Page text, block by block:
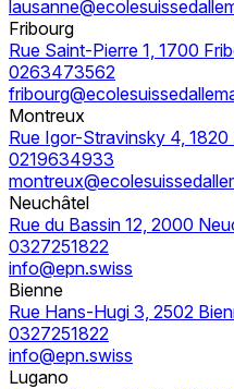
Fribourg
Rue Saint-Pierre 1, 1700
0263473562
Montreux
Rue Igor-Stravinsky 4,
0219634933
Neuchâtel
Rue du Bassin 12, 2000
0327251822
info@epn.swiss
Bienne
Rue Hans-Hugi 3, 2502
0327251822
info@epn.swiss
Lugano